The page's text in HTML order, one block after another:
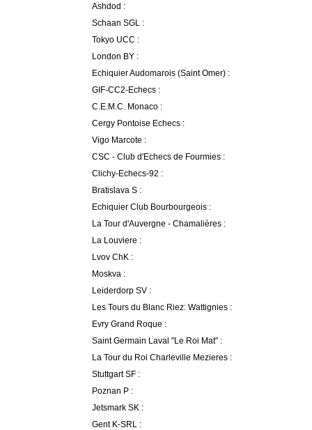
Ashdod :
Schaan SGL :
Tokyo UCC :
London BY :
Echiquier Audomarois (Saint Omer) :
GIF-CC2-Echecs :
C.E.M.C. Monaco :
Cergy Pontoise Echecs :
Vigo Marcote :
CSC - Club d'Echecs de Fourmies :
Clichy-Echecs-92 :
Bratislava S :
Echiquier Club Bourbourgeois :
La Tour d'Auvergne - Chamalières :
La Louviere :
Lvov ChK :
Moskva :
Leiderdorp SV :
Les Tours du Blanc Riez: Wattignies :
Evry Grand Roque :
Saint Germain Laval "Le Roi Mat" :
La Tour du Roi Charleville Mezieres :
Stuttgart SF :
Poznan P :
Jetsmark SK :
Gent K-SRL :